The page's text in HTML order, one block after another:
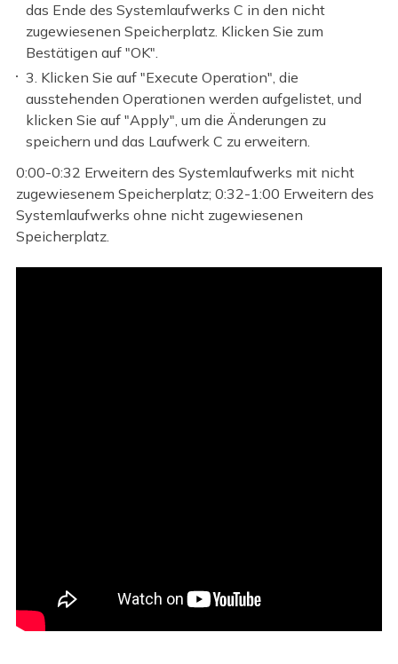
das Ende des Systemlaufwerks C in den nicht
zugewiesenen Speicherplatz. Klicken Sie zum
Bestätigen auf "OK".
3. Klicken Sie auf "Execute Operation", die
ausstehenden Operationen werden aufgelistet, und
klicken Sie auf "Apply", um die Änderungen zu
speichern und das Laufwerk C zu erweitern.
0:00-0:32 Erweitern des Systemlaufwerks mit nicht
zugewiesenem Speicherplatz; 0:32-1:00 Erweitern des
Systemlaufwerks ohne nicht zugewiesenen
Speicherplatz.